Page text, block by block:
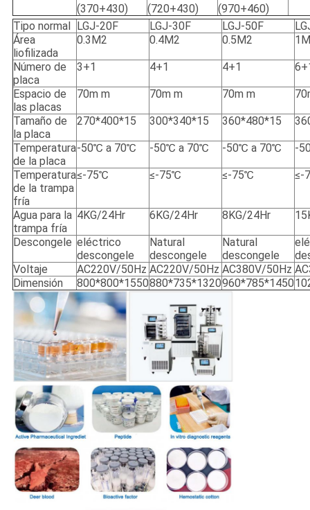
(370+430)
(720+430)
(970+460)
Tipo normal LGJ-20F LGJ-30F LGJ-50F
Área
liofilizada
0.3M2 0.4M2 0.5M2
Número de
placa
3+1 4+1 4+1
Espacio de
las placas
70m m 70m m 70m m
Tamaño de
la placa
270*400*15 300*340*15 360*480*15
Temperatura
de la placa
-50℃ a 70℃ -50℃ a 70℃ -50℃ a 70℃ -
Temperatura
de la trampa
fría
≤-75℃ ≤-75℃ ≤-75℃ ≤-
Agua para la
trampa fría
4KG/24Hr 6KG/24Hr 8KG/24Hr
Descongele eléctrico
descongele
Natural
descongele
Natural
descongele
Voltaje
AC220V/50Hz AC220V/50Hz AC380V/50Hz
Dimensión
800*800*1550880*735*1320960*785*1450